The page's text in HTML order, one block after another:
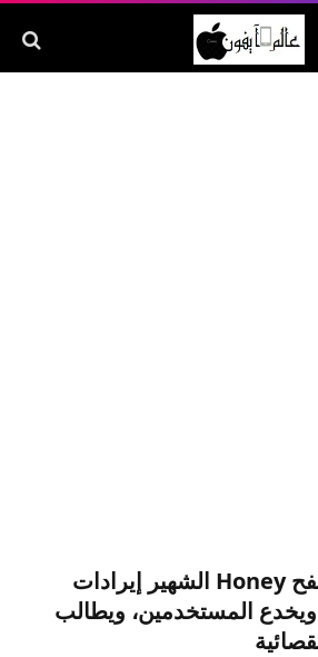
يسرق ملحق متصفح Honey الشهير إيرادات
المستخدمين، ويطالب